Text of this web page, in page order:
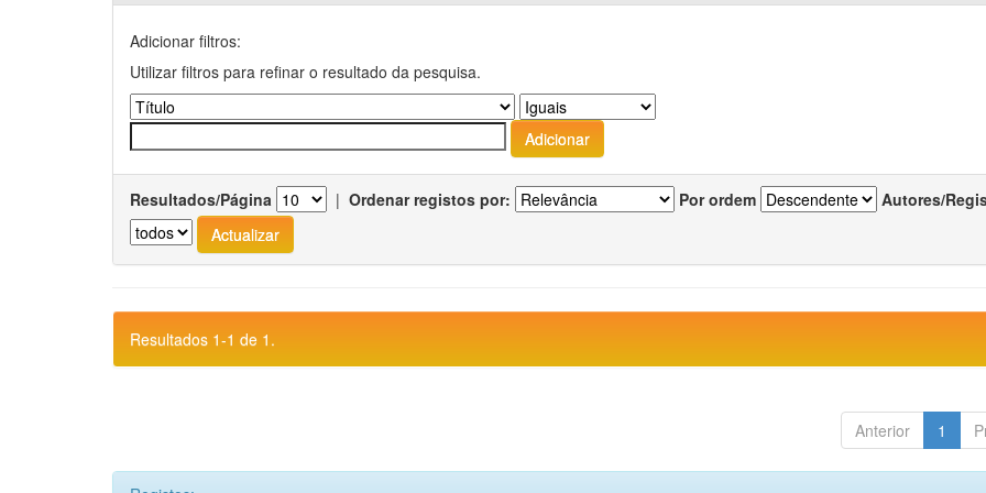
Adicionar filtros:
Utilizar filtros para refinar o resultado da pesquisa.
Resultados/Página | Ordenar registos por: Por ordem Autores/
Resultados 1-1 de 1.
Anterior 1